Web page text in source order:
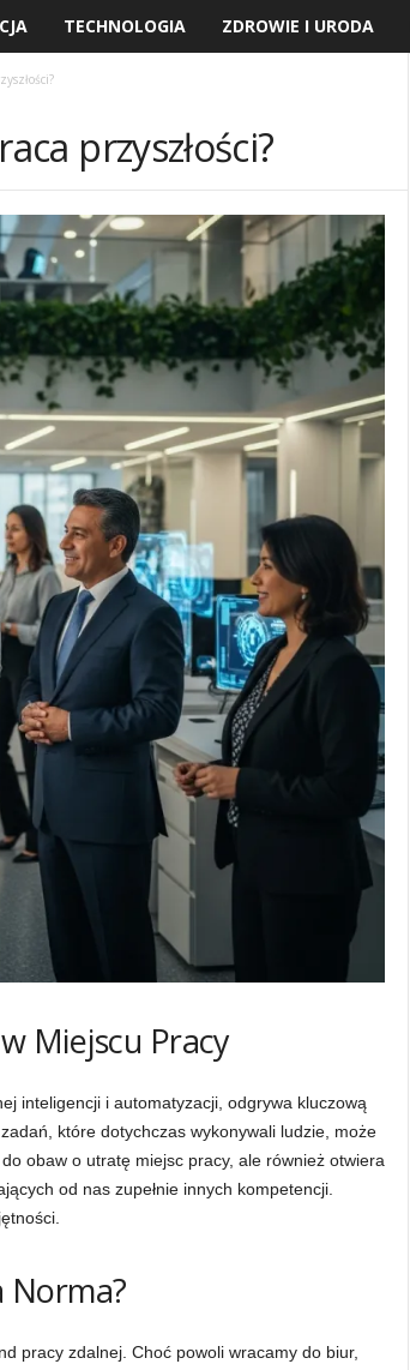
TECHNOLOGIA ZDROWIE I URODA
przyszłości?
Miejscu Pracy
inteligencji i automatyzacji, odgrywa kluczową
które dotychczas wykonywali ludzie, może
obaw o utratę miejsc pracy, ale również otwiera
od nas zupełnie innych kompetencji.
Norma?
pracy zdalnej. Choć powoli wracamy do biur,